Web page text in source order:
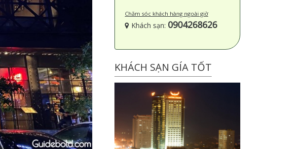
Chăm sóc khách hàng ngoài giờ
Khách sạn: 0904268626
KHÁCH SẠN GÍA TỐT